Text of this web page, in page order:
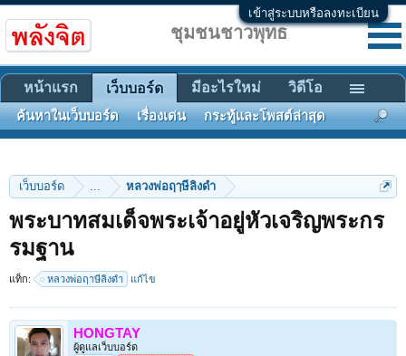
เข้าสู่ระบบหรือลงทะเบียน
เว็บบอร์ด ... หลวงพ่อฤๅษีลิงดำ
พระบาทสมเด็จพระเจ้าอยู่หัวเจริญพระกร
รมฐาน
แท็ก: หลวงพ่อฤาษีลิงดำ แก้ไข
HONGTAY
ผู้ดูแลเว็บบอร์ด
ชุมชนชาวพุทธ
หน้าแรก เว็บบอร์ด
ค้นหาในเว็บบอร์ด เรื่องเด่น กระทู้และโพสต์ล่าสุด
มีอะไรใหม่ วิดีโอ